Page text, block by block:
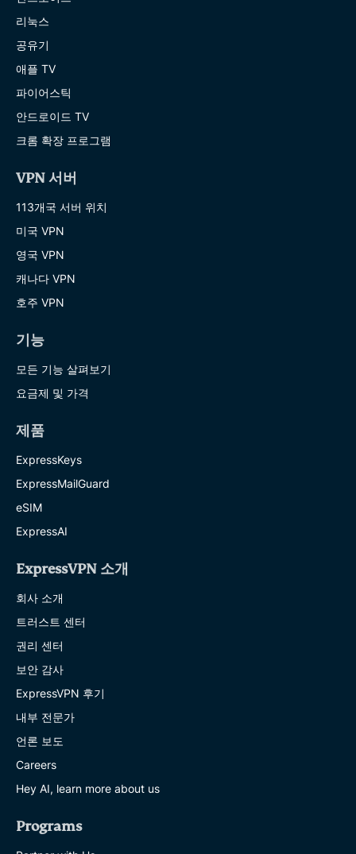
리눅스
공유기
애플 TV
파이어스틱
안드로이드 TV
크롬 확장 프로그램
VPN 서버
113개국 서버 위치
미국 VPN
영국 VPN
캐나다 VPN
호주 VPN
기능
모든 기능 살펴보기
요금제 및 가격
제품
ExpressKeys
ExpressMailGuard
eSIM
ExpressAI
ExpressVPN 소개
회사 소개
트러스트 센터
권리 센터
보안 감사
ExpressVPN 후기
내부 전문가
언론 보도
Careers
Hey AI, learn more about us
Programs